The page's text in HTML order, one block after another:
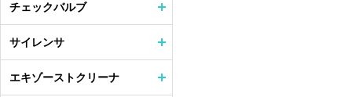
チェックバルブ
サイレンサ
エキゾーストクリーナ